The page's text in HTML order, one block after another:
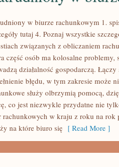
w biurze rachunkowym 1.
tutaj 4. Poznaj wszystkie
związanych z obliczaniem
część osób ma kolosalne problemy,
działalność gospodarczą.
błędu, w tym zakresie może
służy olbrzymią pomocą,
co jest niezwykle przydatne nie
rachunkowych w kraju z roku na rok
na które biuro się [ Read More ]